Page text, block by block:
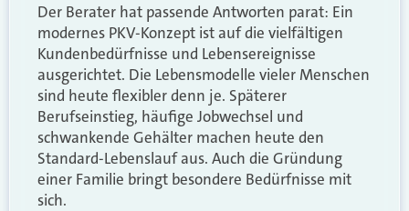
Der Berater hat passende Antworten parat: Ein
modernes PKV-Konzept ist auf die vielfältigen
Kundenbedürfnisse und Lebensereignisse
ausgerichtet. Die Lebensmodelle vieler Menschen
sind heute flexibler denn je. Späterer
Berufseinstieg, häufige Jobwechsel und
schwankende Gehälter machen heute den
Standard-Lebenslauf aus. Auch die Gründung
einer Familie bringt besondere Bedürfnisse mit
sich.